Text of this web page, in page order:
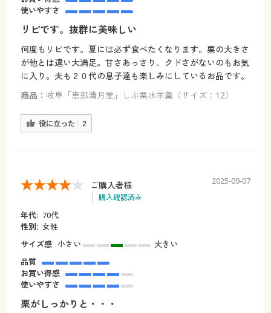
使いやすさ
リピです。抜群に美味しい
何度もリピです。夏には必ず食べたくなります。栗の大きさ
が他とは違い大満足。甘さあっさり、クドさがないのもお気
に入り。夫も２０代の息子達も楽しみにしているお品です。
商品： 岐阜「恵那清月堂」しぶ栗水羊羹（サイズ：12）
役に立った 2
ご購入者様
購入確認済み
2025-09-07
年代: 70代
性別: 女性
サイズ感 小さい
大きい
品質
お買い得感
使いやすさ
栗がしっかりと・・・